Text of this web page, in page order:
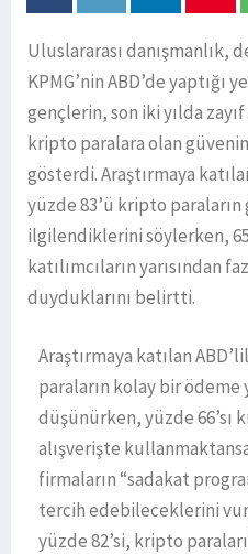
Uluslararası danışmanlık,
KPMG’nin ABD’de yaptığı
gençlerin, son iki yılda
kripto paralara olan
gösterdi. Araştırmaya
yüzde 83’ü kripto
ilgilendiklerini söylerken,
katılımcıların yarısından
duyduklarını belirtti.
Araştırmaya katılan
paraların kolay bir
düşünürken, yüzde 66’sı
alışverişte
firmaların “sadakat
tercih edebileceklerini
yüzde 82’si, kripto